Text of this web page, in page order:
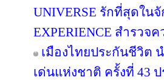
UNIVERSE รักที่สุดใน
EXPERIENCE สำรว
เมืองไทยประกันชีวิ
เด่นแห่งชาติ ครั้งที่ 43 ป